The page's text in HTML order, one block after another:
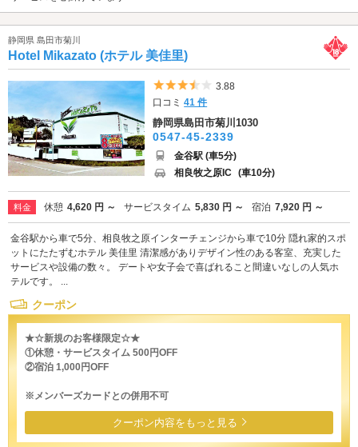
静岡県 島田市菊川
Hotel Mikazato (ホテル 美佳里)
5つ星のうち3.5
3.88
口コミ41 件
静岡県島田市菊川1030
0547-45-2339
金谷駅 (車5分)
相良牧之原IC (車10分)
料金 休憩 4,620 円 ～ サービスタイム 5,830 円 ～ 宿泊 7,920 円 ～
金谷駅から車で5分、相良牧之原インターチェンジから車で10分 隠れ家的スポ
ットにたたずむホテル 美佳里 清潔感がありデザイン性のある客室、充実した
サービスや設備の数々。 デートや女子会で喜ばれること間違いなしの人気ホ
テルです。 ...
クーポン
★☆新規のお客様限定☆★
①休憩・サービスタイム 500円OFF
②宿泊 1,000円OFF
※メンバーズカードとの併用不可
クーポン内容をもっと見る